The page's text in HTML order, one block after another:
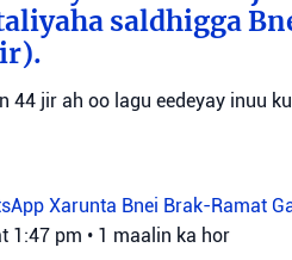
saldhigga
44 jir ah oo lagu eedeyay inuu
Xarunta Bnei Brak-Ramat
1:47 pm • 1 maalin ka hor